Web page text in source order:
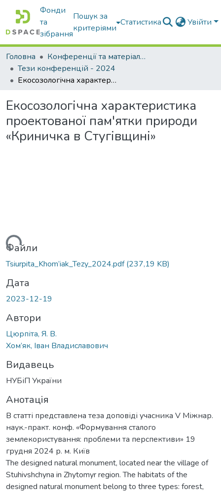
Фонди
та
зібрання
Пошук за
критеріями
Статистика Увійти
Головна
Конференції та матеріали конференцій
Тези конференцій - 2024
Екосозологічна характеристика проектованої пам'ятки природи «Криничка в Стугівщині»
Екосозологічна характеристика
проектованої пам'ятки природи
«Криничка в Стугівщині»
Файли
Tsiurpita_Khom’iak_Tezy_2024.pdf(237,19 KB)
Дата
2023-12-19
Автори
Цюрпіта, Я. В.
Хом’як, Іван Владиславович
Видавець
НУБіП України
Анотація
В статті представлена теза доповіді учасника V Міжнар.
наук.-практ. конф. «Формування сталого
землекористування: проблеми та перспективи» 19
грудня 2024 р. м. Київ
The designed natural monument, located near the village of
Stuhivshchyna in Zhytomyr region. The habitats of the
designed natural monument belong to three types: forest,